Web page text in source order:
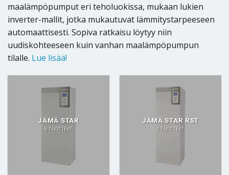
maalämpöpumput eri teholuokissa, mukaan lukien
inverter-mallit, jotka mukautuvat lämmitystarpeeseen
automaattisesti. Sopiva ratkaisu löytyy niin
uudiskohteeseen kuin vanhan maalämpöpumpun
tilalle. Lue lisää!
JÄMÄ STAR
8 TUOTTEET
JÄMÄ STAR RST
7 TUOTTEET